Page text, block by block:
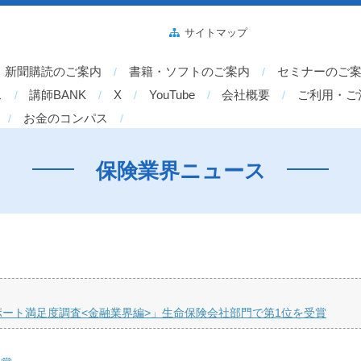
新聞購読のご案内 書籍・ソフトのご案内
セミナーのご
講師BANK X YouTube 会社概要
ご利用・
お金のコンパス
サイトマップ
保険業界ニュース
ト満足度調査<金融業界編>」生命保険会社部門で第1位を受賞